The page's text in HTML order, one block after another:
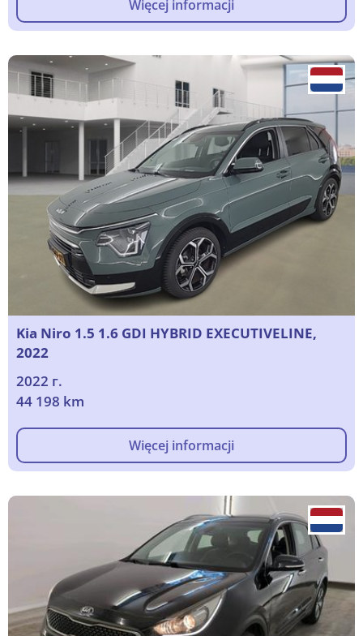
Więcej informacji
Kia Niro 1.5 1.6 GDI HYBRID EXECUTIVELINE,
2022
2022 г.
44 198 km
Więcej informacji